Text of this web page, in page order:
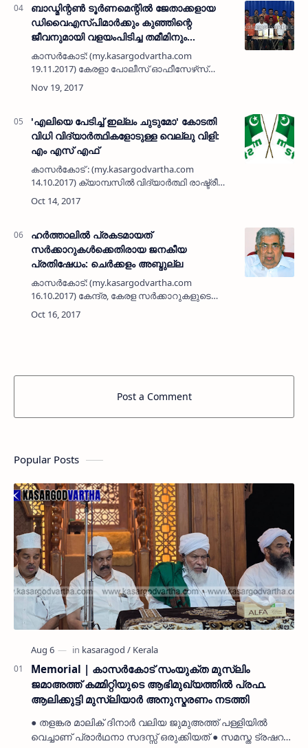
ബാഡ്മിന്റണ്‍ ടൂര്‍ണമെന്റില്‍ ജേതാക്കളായ
ഡിവൈഎസ്പിമാര്‍ക്കും കുഞ്ഞിന്റെ
ജീവനുമായി വളയംപിടിച്ച തമീമിനും
അനുമോദനം
കാസര്‍കോട്: (my.kasargodvartha.com
19.11.2017) കേരളാ പോലീസ് ഓഫീസേഴ്‌സ്
നോര്‍ത്ത് സോണ്‍ ഷട്ടില്‍ ബാഡ്മിന്റണ്‍
ടൂര്‍ണമെന്റില്‍ വിജയികളായ
ഡിവൈഎ…
'എലിയെ പേടിച്ച് ഇല്ലം ചുടുമോ' കോടതി
വിധി വിദ്യാര്‍ത്ഥികളോടുള്ള വെല്ലു വിളി:
എം എസ് എഫ്
കാസര്‍കോട് : (my.kasargodvartha.com
14.10.2017) ക്യാമ്പസില്‍ വിദ്യാര്‍ത്ഥി രാഷ്ട്രീയം
വേണ്ടെന്ന ഹൈക്കോടതിയുടെ ഉത്തരവ് പ്രായ
പൂര്‍ത്തിയായ വിദ്യാര്‍ത്ഥികളോടുള്ള
ഹര്‍ത്താലില്‍ പ്രകടമായത്
സര്‍ക്കാറുകള്‍ക്കെതിരായ ജനകീയ
പ്രതിഷേധം: ചെര്‍ക്കളം അബ്ദുല്ല
കാസര്‍കോട്: (my.kasargodvartha.com
16.10.2017) കേന്ദ്ര, കേരള സര്‍ക്കാറുകളുടെ
ജനദ്രോഹ നടപടിയില്‍ പ്രതിഷേധിച്ച് യു ഡി
എഫ് ആഹ്വാനം ചെയ്ത ഹര്‍ത്താല്‍ ജില്ലയില്‍
Post a Comment
Popular Posts
Memorial | കാസർകോട് സംയുക്ത മുസ്ലിം
ജമാഅത്ത് കമ്മിറ്റിയുടെ ആഭിമുഖ്യത്തിൽ പ്രഫ.
ആലിക്കുട്ടി മുസ്ലിയാർ അനുസ്മരണം നടത്തി
● തളങ്കര മാലിക് ദിനാർ വലിയ ജുമുഅത്ത് പള്ളിയിൽ
വെച്ചാണ് പ്രാർഥനാ സദസ്സ് ഒരുക്കിയത് ● സമസ്ത ട്രഷറർ